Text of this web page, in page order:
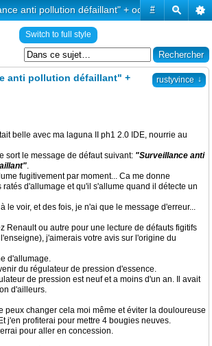
#
anti pollution défaillant" + odeur esse
Switch to full style
rustyvince ↓
anti pollution défaillant" +
belle avec ma laguna II ph1 2.0 IDE, nourrie au
sort le message de défaut suivant: "Surveillance anti
.
fugitivement par moment... Ca me donne
ratés d'allumage et qu'il s'allume quand il détecte un
le voir, et des fois, je n'ai que le message d'erreur...
Renault ou autre pour une lecture de défauts figitifs
j'aimerais votre avis sur l'origine du
d'allumage.
du régulateur de pression d'essence.
de pression est neuf et a moins d'un an. Il avait
d'ailleurs.
peux changer cela moi même et éviter la douloureuse
j'en profiterai pour mettre 4 bougies neuves.
pour aller en concession.